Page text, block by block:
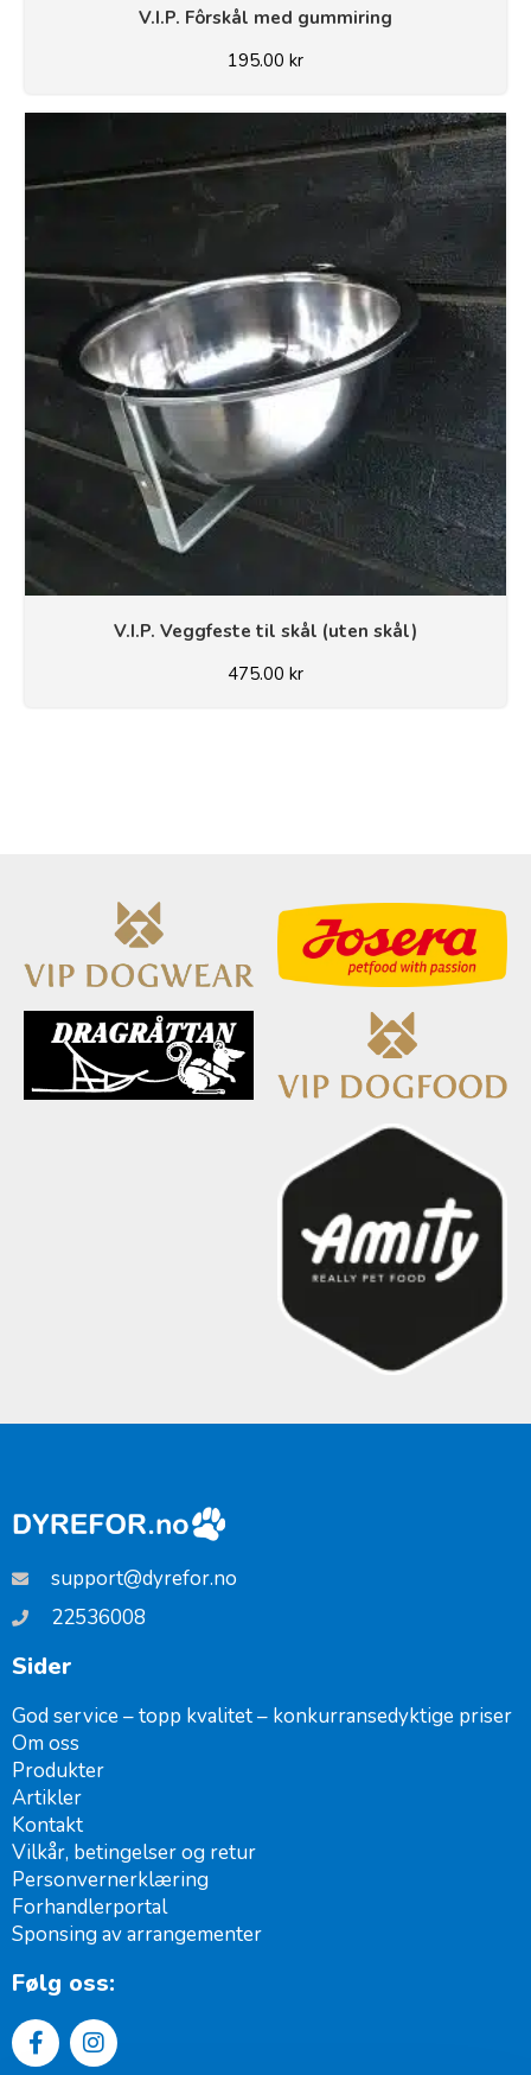
V.I.P. Fôrskål med gummiring
195.00 kr
V.I.P. Veggfeste til skål (uten skål)
475.00 kr
support@dyrefor.no
22536008
Sider
God service – topp kvalitet – konkurransedyktige priser
Om oss
Produkter
Artikler
Kontakt
Vilkår, betingelser og retur
Personvernerklæring
Forhandlerportal
Sponsing av arrangementer ​
Følg oss: